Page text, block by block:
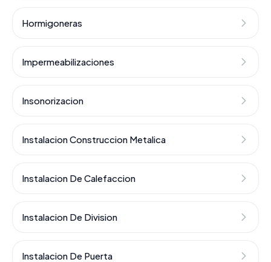
Hormigoneras
Impermeabilizaciones
Insonorizacion
Instalacion Construccion Metalica
Instalacion De Calefaccion
Instalacion De Division
Instalacion De Puerta